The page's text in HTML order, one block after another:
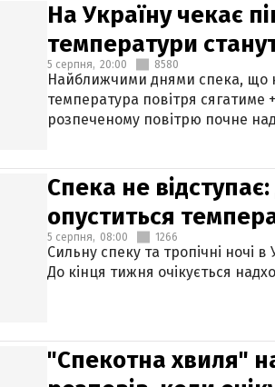
На Україну чекає
температури
5 серпня, 20:00 8580
Найближчими днями спека, що
температура повітря сягатиме
розпеченому повітрю почне
Спека не
опуститься
5 серпня, 08:00 1266
Сильну спеку та тропічні ночі
До кінця тижня очікується
"Спекотна хвиля"